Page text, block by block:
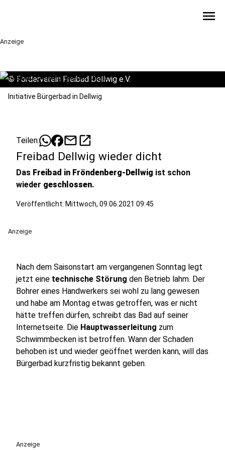
menu
Anzeige
© Förderverein Freibad Dellwig e.V.
Initiative Bürgerbad in Dellwig
Teilen: mailopen_in_new
Freibad Dellwig wieder dicht
Das Freibad in Fröndenberg-Dellwig ist schon
wieder geschlossen.
Veröffentlicht: Mittwoch, 09.06.2021 09:45
Anzeige
Nach dem Saisonstart am vergangenen Sonntag legt
jetzt eine technische Störung den Betrieb lahm. Der
Bohrer eines Handwerkers sei wohl zu lang gewesen
und habe am Montag etwas getroffen, was er nicht
hätte treffen dürfen, schreibt das Bad auf seiner
Internetseite. Die Hauptwasserleitung zum
Schwimmbecken ist betroffen. Wann der Schaden
behoben ist und wieder geöffnet werden kann, will das
Bürgerbad kurzfristig bekannt geben.
Anzeige